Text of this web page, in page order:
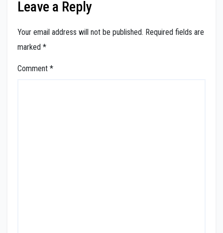
Leave a Reply
Your email address will not be published. Required fields are
marked *
Comment *